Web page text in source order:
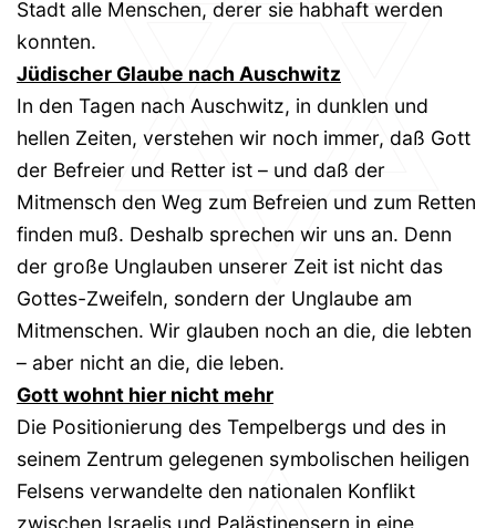
Stadt alle Menschen, derer sie habhaft werden
konnten.
Jüdischer Glaube nach Auschwitz
In den Tagen nach Auschwitz, in dunklen und
hellen Zeiten, verstehen wir noch immer, daß Gott
der Befreier und Retter ist – und daß der
Mitmensch den Weg zum Befreien und zum Retten
finden muß. Deshalb sprechen wir uns an. Denn
der große Unglauben unserer Zeit ist nicht das
Gottes-Zweifeln, sondern der Unglaube am
Mitmenschen. Wir glauben noch an die, die lebten
– aber nicht an die, die leben.
Gott wohnt hier nicht mehr
Die Positionierung des Tempelbergs und des in
seinem Zentrum gelegenen symbolischen heiligen
Felsens verwandelte den nationalen Konflikt
zwischen Israelis und Palästinensern in eine